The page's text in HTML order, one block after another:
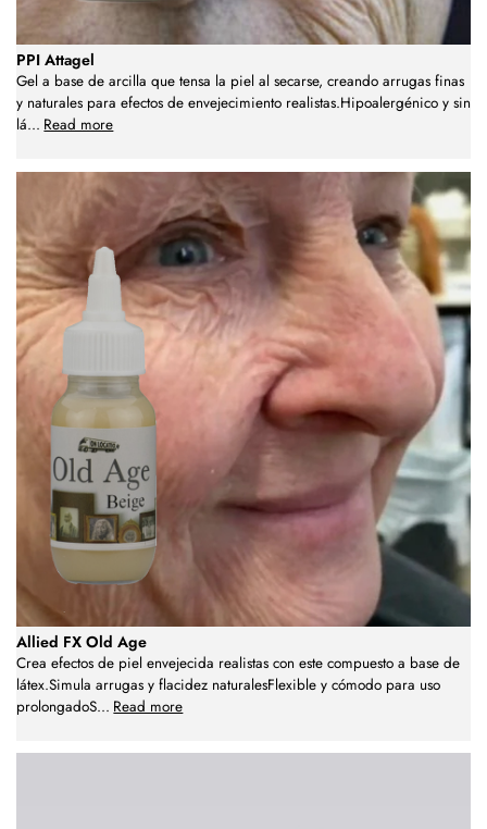
PPI Attagel
Gel a base de arcilla que tensa la piel al secarse, creando arrugas finas
y naturales para efectos de envejecimiento realistas.Hipoalergénico y sin
lá... Read more
Allied FX Old Age
Crea efectos de piel envejecida realistas con este compuesto a base de
látex.Simula arrugas y flacidez naturalesFlexible y cómodo para uso
prolongadoS... Read more